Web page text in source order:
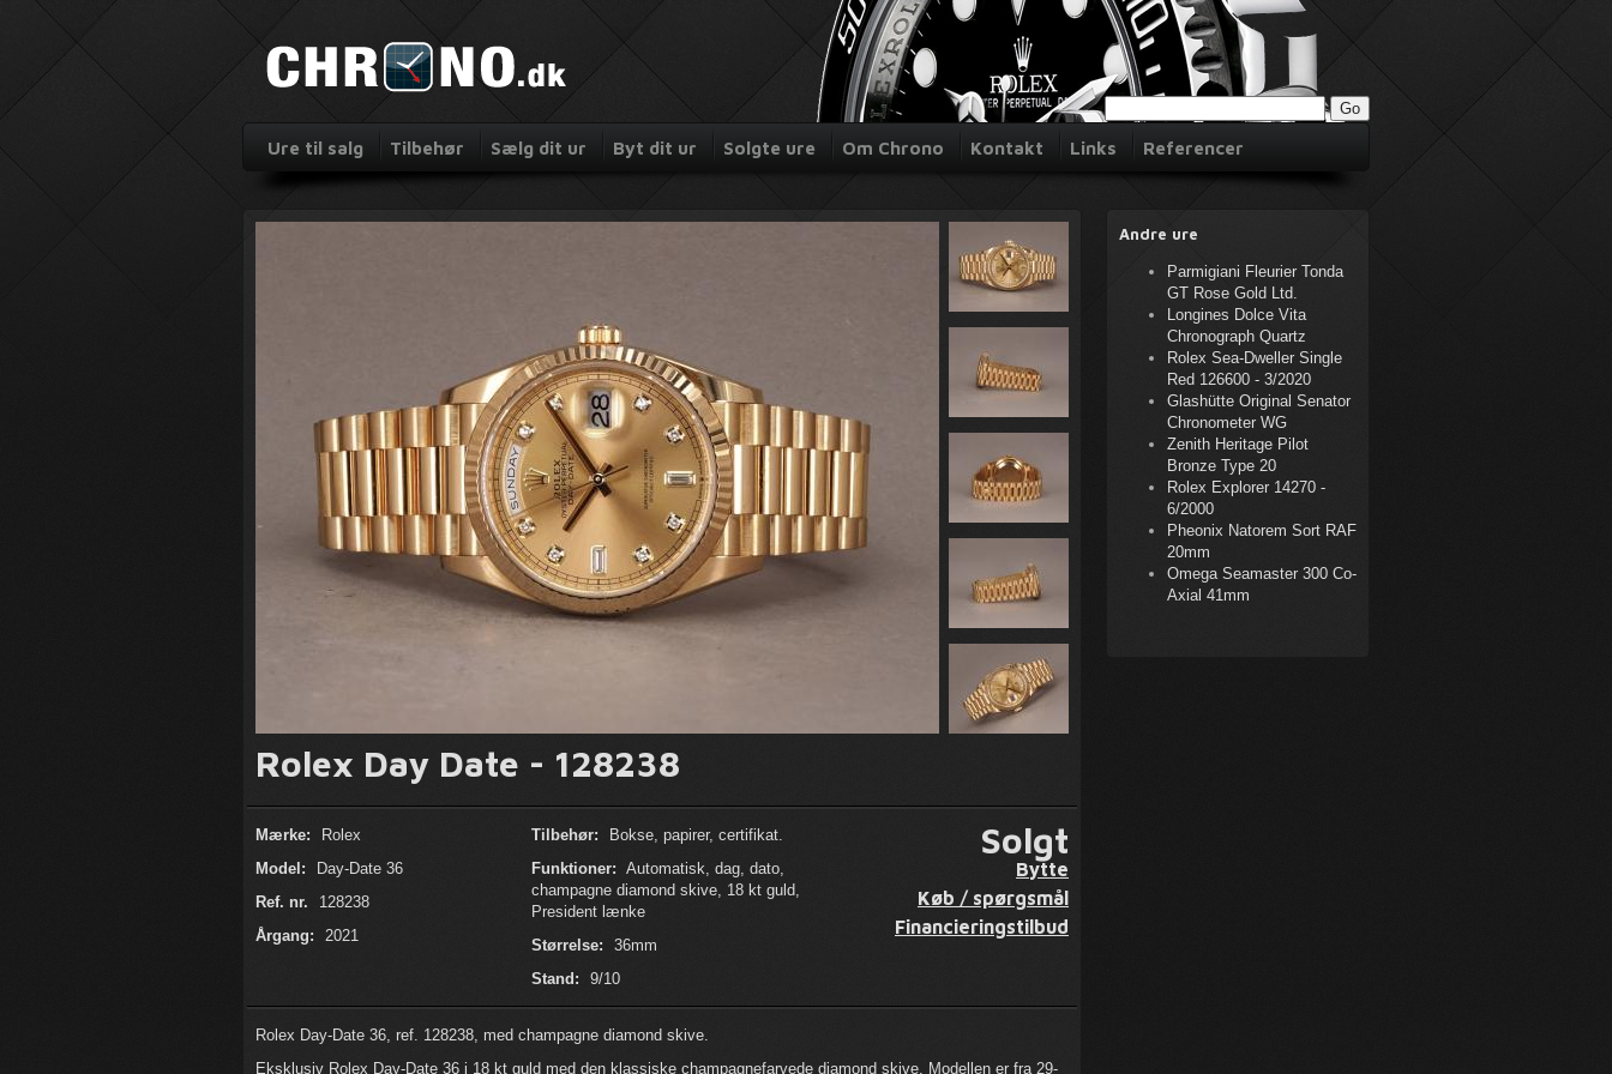
Ure til salg Tilbehør Sælg dit ur Byt dit ur Solgte ure Om Chrono Kontakt Links Referencer
Rolex Day Date - 128238
Mærke:
Rolex
Model:
Day-Date 36
Ref. nr.
128238
Årgang:
2021
Tilbehør:
Bokse, papirer, certifikat.
Funktioner: Automatisk, dag, dato,
champagne diamond skive, 18 kt guld,
President lænke
Størrelse:
36mm
Stand:
9/10
Solgt
Bytte
Køb / spørgsmål
Financieringstilbud
Rolex Day-Date 36, ref. 128238, med champagne diamond skive.
Eksklusiv Rolex Day-Date 36 i 18 kt guld med den klassiske champagnefarvede diamond skive. Modellen er fra 29-
Andre ure
Parmigiani Fleurier Tonda
GT Rose Gold Ltd.
Longines Dolce Vita
Chronograph Quartz
Rolex Sea-Dweller Single
Red 126600 - 3/2020
Glashütte Original Senator
Chronometer WG
Zenith Heritage Pilot
Bronze Type 20
Rolex Explorer 14270 -
6/2000
Pheonix Natorem Sort RAF
20mm
Omega Seamaster 300 Co-
Axial 41mm